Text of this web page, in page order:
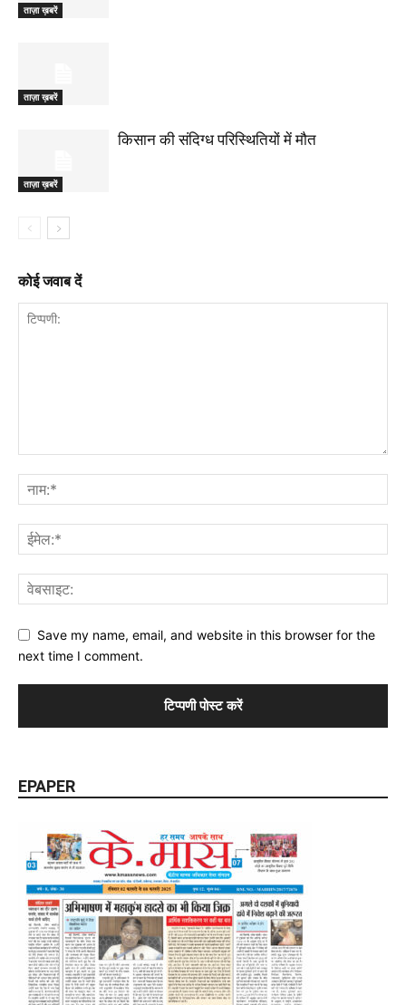
ताज़ा ख़बरें
ताज़ा ख़बरें
ताज़ा ख़बरें
किसान की संदिग्ध परिस्थितियों में मौत
कोई जवाब दें
Save my name, email, and website in this browser for the
next time I comment.
EPAPER